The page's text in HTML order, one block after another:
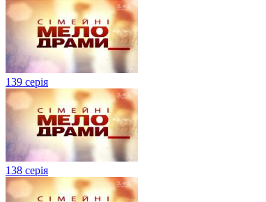
139 серія
138 серія